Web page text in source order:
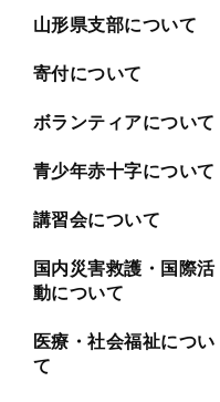
山形県支部について
寄付について
ボランティアについて
青少年赤十字について
講習会について
国内災害救護・国際活
動について
医療・社会福祉につい
て